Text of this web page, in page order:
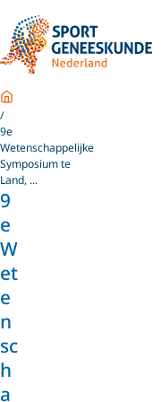
Home
9e
Wetenschappelijke
Symposium te
Land, ...
9
e
W
et
e
n
sc
h
a